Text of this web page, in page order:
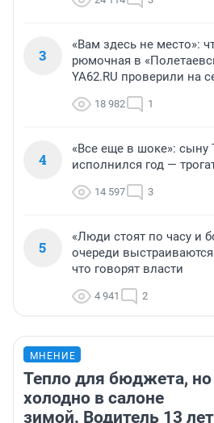
3
«Вам здесь не место»:
рюмочная в
YA62.RU проверили на
18 982 1
4
«Все еще в шоке»: сыну
исполнился год —
14 597 3
5
«Люди стоят по часу и
очереди
что говорят власти
4 941 2
МНЕНИЕ
Тепло для бюджета, но
холодно в салоне
зимой. Водитель 13 лет